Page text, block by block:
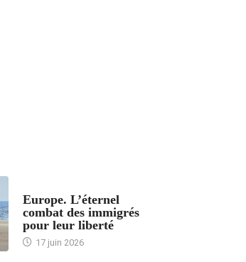
Europe. L’éternel
combat des immigrés
pour leur liberté
17 juin 2026